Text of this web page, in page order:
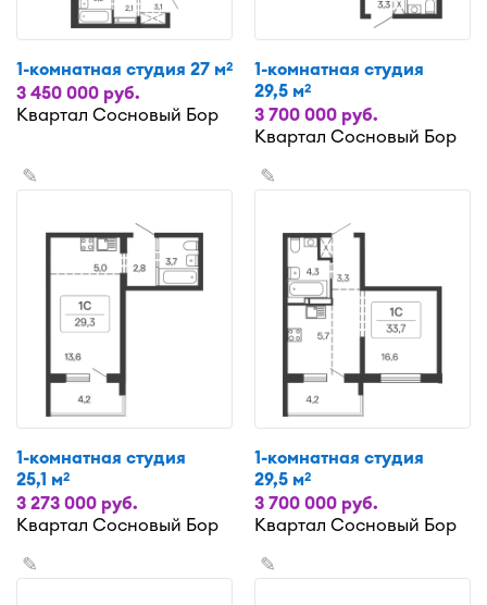
1-комнатная студия 27 м2
3 450 000 руб.
Квартал Сосновый Бор
1-комнатная студия
29,5 м2
3 700 000 руб.
Квартал Сосновый Бор
✎
1-комнатная студия
25,1 м2
3 273 000 руб.
Квартал Сосновый Бор
✎
1-комнатная студия
29,5 м2
3 700 000 руб.
Квартал Сосновый Бор
✎ ✎